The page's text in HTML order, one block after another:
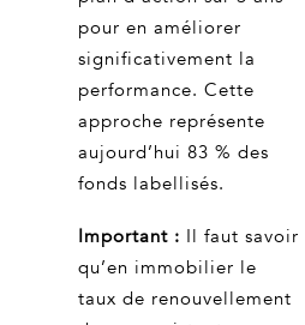
pour en améliorer
significativement la
performance. Cette
approche représente
aujourd’hui 83 % des
fonds labellisés.
Important : Il faut savoir
qu’en immobilier le
taux de renouvellement